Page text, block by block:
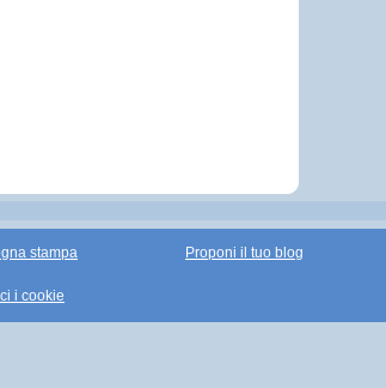
stampa
i cookie
Proponi il tuo blog